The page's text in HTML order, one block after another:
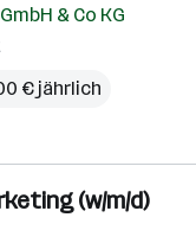
& Co KG
€ jährlich
(w/m/d)